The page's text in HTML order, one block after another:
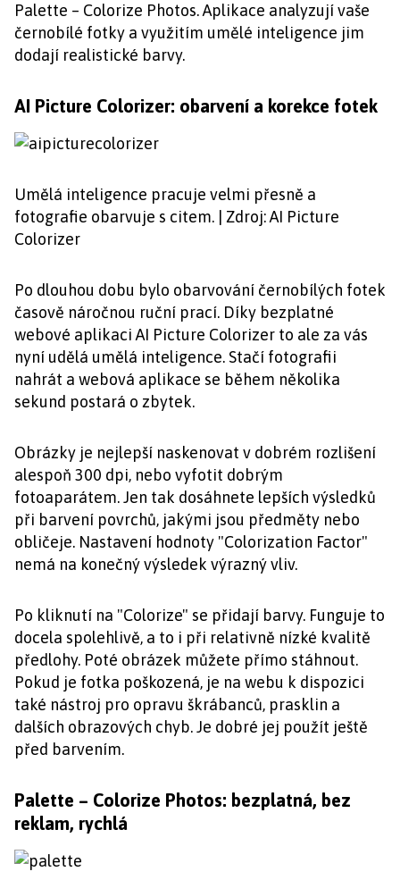
Palette – Colorize Photos. Aplikace analyzují vaše
černobílé fotky a využitím umělé inteligence jim
dodají realistické barvy.
AI Picture Colorizer: obarvení a korekce fotek
Umělá inteligence pracuje velmi přesně a
fotografie obarvuje s citem. | Zdroj: AI Picture
Colorizer
Po dlouhou dobu bylo obarvování černobílých fotek
časově náročnou ruční prací. Díky bezplatné
webové aplikaci AI Picture Colorizer to ale za vás
nyní udělá umělá inteligence. Stačí fotografii
nahrát a webová aplikace se během několika
sekund postará o zbytek.
Obrázky je nejlepší naskenovat v dobrém rozlišení
alespoň 300 dpi, nebo vyfotit dobrým
fotoaparátem. Jen tak dosáhnete lepších výsledků
při barvení povrchů, jakými jsou předměty nebo
obličeje. Nastavení hodnoty "Colorization Factor"
nemá na konečný výsledek výrazný vliv.
Po kliknutí na "Colorize" se přidají barvy. Funguje to
docela spolehlivě, a to i při relativně nízké kvalitě
předlohy. Poté obrázek můžete přímo stáhnout.
Pokud je fotka poškozená, je na webu k dispozici
také nástroj pro opravu škrábanců, prasklin a
dalších obrazových chyb. Je dobré jej použít ještě
před barvením.
Palette – Colorize Photos: bezplatná, bez
reklam, rychlá